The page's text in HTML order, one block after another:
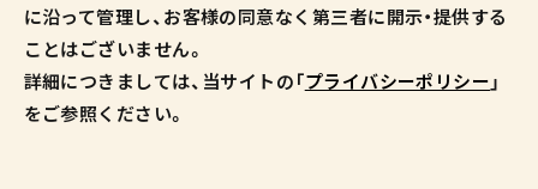
に沿って管理し、お客様の同意なく第三者に開示・提供する
ことはございません。
詳細につきましては、当サイトの「プライバシーポリシー」
をご参照ください。